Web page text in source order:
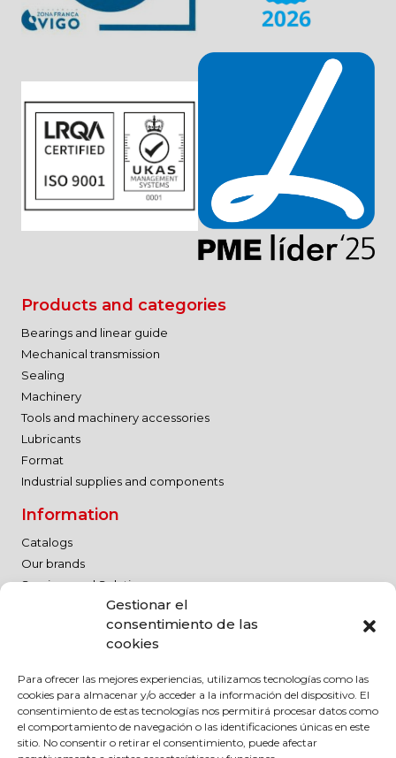
Gestionar el
consentimiento de las
cookies
Para ofrecer las mejores experiencias, utilizamos tecnologías como las
cookies para almacenar y/o acceder a la información del dispositivo. El
consentimiento de estas tecnologías nos permitirá procesar datos como
el comportamiento de navegación o las identificaciones únicas en este
sitio. No consentir o retirar el consentimiento, puede afectar
Products and categories
Bearings and linear guide
Mechanical transmission
Sealing
Machinery
Tools and machinery accessories
Lubricants
Format
Industrial supplies and components
Information
Catalogs
Our brands
Services and Solutions
Legal Notice
Privacy Policy